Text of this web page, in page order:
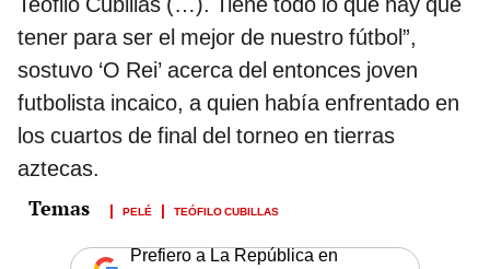
tener para ser el mejor de nuestro fútbol”,
sostuvo ‘O Rei’ acerca del entonces joven
futbolista incaico, a quien había enfrentado en
los cuartos de final del torneo en tierras
aztecas.
PELÉ TEÓFILO CUBILLAS
Prefiero a La República en